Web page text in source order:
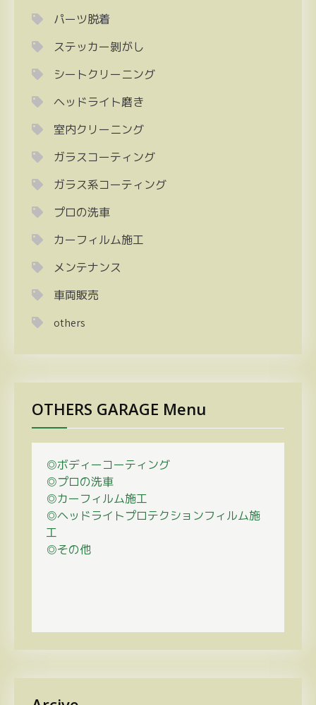
パーツ脱着
ステッカー剝がし
シートクリーニング
ヘッドライト磨き
室内クリーニング
ガラスコーティング
ガラス系コーティング
プロの洗車
カーフィルム施工
メンテナンス
車両販売
others
OTHERS GARAGE Menu
◎ボディーコーティング
◎プロの洗車
◎カーフィルム施工
◎ヘッドライトプロテクションフィルム施
工
◎その他